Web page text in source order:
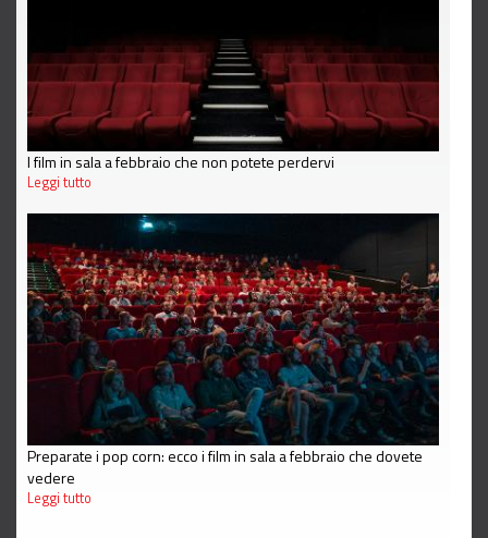
I film in sala a febbraio che non potete perdervi
Leggi tutto
Preparate i pop corn: ecco i film in sala a febbraio che dovete
vedere
Leggi tutto